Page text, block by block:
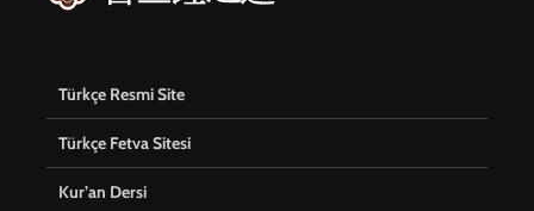
Türkçe Resmi Site
Türkçe Fetva Sitesi
Kur’an Dersi